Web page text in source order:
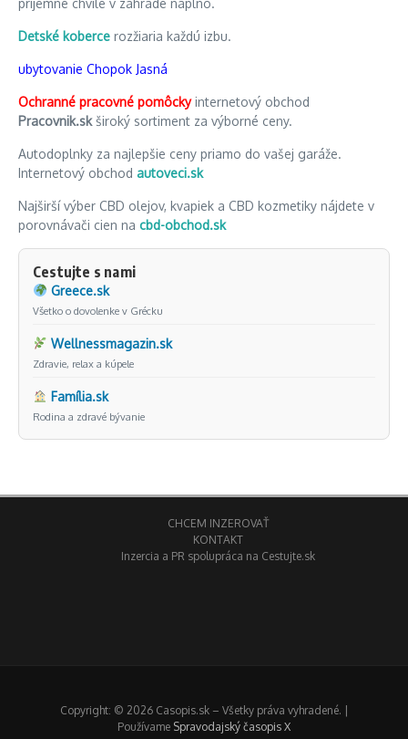
príjemné chvíle v záhrade naplno.
Detské koberce rozžiaria každú izbu.
ubytovanie Chopok Jasná
Ochranné pracovné pomôckyinternetový obchod
Pracovnik.skširoký sortiment za výborné ceny.
Autodoplnky za najlepšie ceny priamo do vašej garáže.
Internetový obchod autoveci.sk
Najširší výber CBD olejov, kvapiek a CBD kozmetiky nájdete v
porovnávači cien na cbd-obchod.sk
Cestujte s nami
Greece.sk
Všetko o dovolenke v Grécku
Wellnessmagazin.sk
Zdravie, relax a kúpele
Família.sk
Rodina a zdravé bývanie
CHCEM INZEROVAŤ
KONTAKT
Inzercia a PR spolupráca na Cestujte.sk
Copyright: © 2026 Casopis.sk – Všetky práva vyhradené. |
Používame Spravodajský časopis X